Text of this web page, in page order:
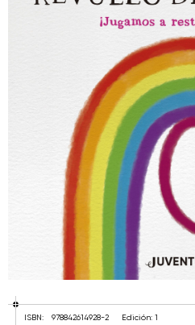
ISBN: 978842614928-2 Edición: 1